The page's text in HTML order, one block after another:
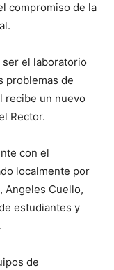
compromiso de la
el laboratorio
problemas de
recibe un nuevo
Rector.
con el
localmente por
Angeles Cuello,
estudiantes y
de